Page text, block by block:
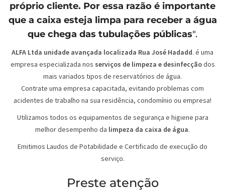
próprio cliente. Por essa razão é importante
que a caixa esteja limpa para receber a água
que chega das tubulações públicas".
ALFA Ltda unidade avançada localizada Rua José Hadadd. é uma
empresa especializada nos serviços de limpeza e desinfecçãodos
mais variados tipos de reservatórios de água.
Contrate uma empresa capacitada, evitando problemas com
acidentes de trabalho na sua residência, condomínio ou empresa!
Utilizamos todos os equipamentos de segurança e higiene para
melhor desempenho da limpeza da caixa de água.
Emitimos Laudos de Potabilidade e Certificado de execução do
serviço.
Preste atenção